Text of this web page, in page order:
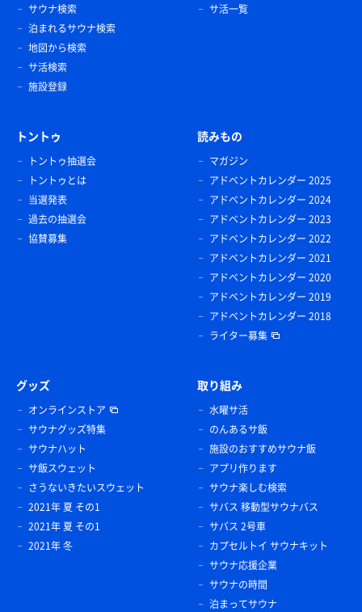
ダイナマイトロウリュ麺＆ミニチキンカツ丼
久しぶりのダイナマイトロウリュ麺は安定の美味しさ
🍜ミニチキンカツ丼とセットで麺とご飯両方堪能🍜🍚
😋
メガハイボール
雪印メグミルク美味しい牛乳
勝る美味しさ🥛
サウナ検索
泊まれるサウナ検索
地図から検索
サ活検索
施設登録
サ活一覧
トントゥ
トントゥ抽選会
トントゥとは
当選発表
過去の抽選会
協賛募集
読みもの
マガジン
アドベントカレンダー 2025
アドベントカレンダー 2024
アドベントカレンダー 2023
アドベントカレンダー 2022
アドベントカレンダー 2021
アドベントカレンダー 2020
アドベントカレンダー 2019
アドベントカレンダー 2018
ライター募集
グッズ
オンラインストア
サウナグッズ特集
サウナハット
サ飯スウェット
さうないきたいスウェット
2021年 夏 その1
2021年 夏 その1
2021年 冬
取り組み
水曜サ活
のんあるサ飯
施設のおすすめサウナ飯
アプリ作ります
サウナ楽しむ検索
サバス 移動型サウナバス
サバス 2号車
カプセルトイ サウナキット
サウナ応援企業
サウナの時間
泊まってサウナ